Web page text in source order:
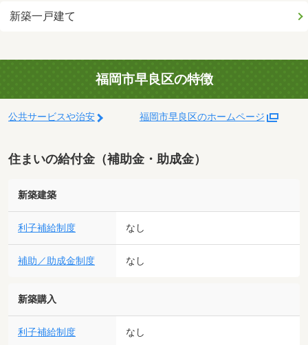
新築一戸建て
福岡市早良区の特徴
公共サービスや治安 福岡市早良区のホームページ
住まいの給付金（補助金・助成金）
新築建築
利子補給制度 なし
補助／助成金制度 なし
新築購入
利子補給制度 なし